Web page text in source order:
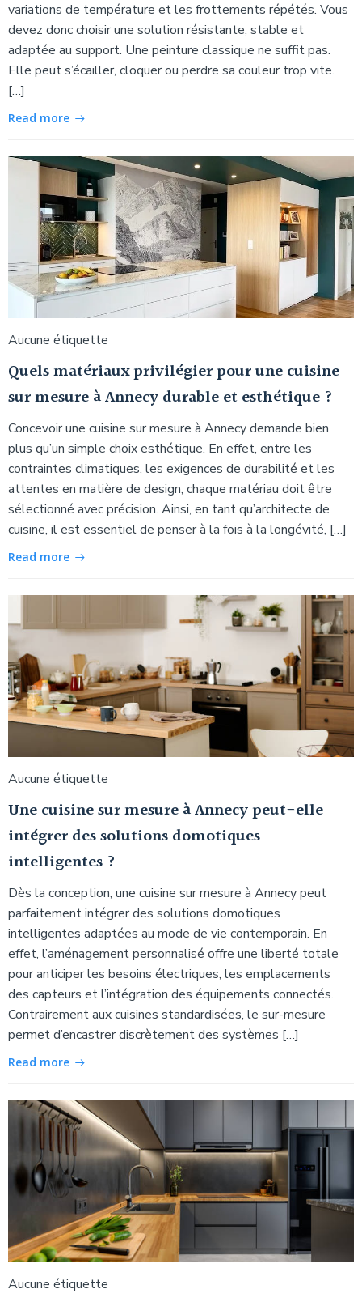
variations de température et les frottements répétés. Vous
devez donc choisir une solution résistante, stable et
adaptée au support. Une peinture classique ne suffit pas.
Elle peut s’écailler, cloquer ou perdre sa couleur trop vite.
[…]
Read more
Aucune étiquette
Quels matériaux privilégier pour une cuisine
sur mesure à Annecy durable et esthétique ?
Concevoir une cuisine sur mesure à Annecy demande bien
plus qu’un simple choix esthétique. En effet, entre les
contraintes climatiques, les exigences de durabilité et les
attentes en matière de design, chaque matériau doit être
sélectionné avec précision. Ainsi, en tant qu’architecte de
cuisine, il est essentiel de penser à la fois à la longévité, […]
Read more
Aucune étiquette
Une cuisine sur mesure à Annecy peut-elle
intégrer des solutions domotiques
intelligentes ?
Dès la conception, une cuisine sur mesure à Annecy peut
parfaitement intégrer des solutions domotiques
intelligentes adaptées au mode de vie contemporain. En
effet, l’aménagement personnalisé offre une liberté totale
pour anticiper les besoins électriques, les emplacements
des capteurs et l’intégration des équipements connectés.
Contrairement aux cuisines standardisées, le sur-mesure
permet d’encastrer discrètement des systèmes […]
Read more
Aucune étiquette